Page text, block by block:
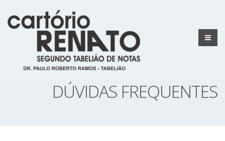
DÚVIDAS FREQUENTES